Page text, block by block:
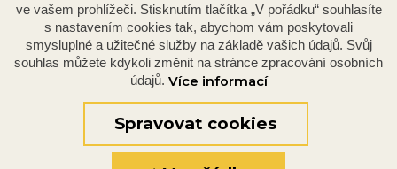
ve vašem prohlížeči. Stisknutím tlačítka „V pořádku“ souhlasíte
s nastavením cookies tak, abychom vám poskytovali
smysluplné a užitečné služby na základě vašich údajů. Svůj
souhlas můžete kdykoli změnit na stránce zpracování osobních
údajů. Více informací
Spravovat cookies